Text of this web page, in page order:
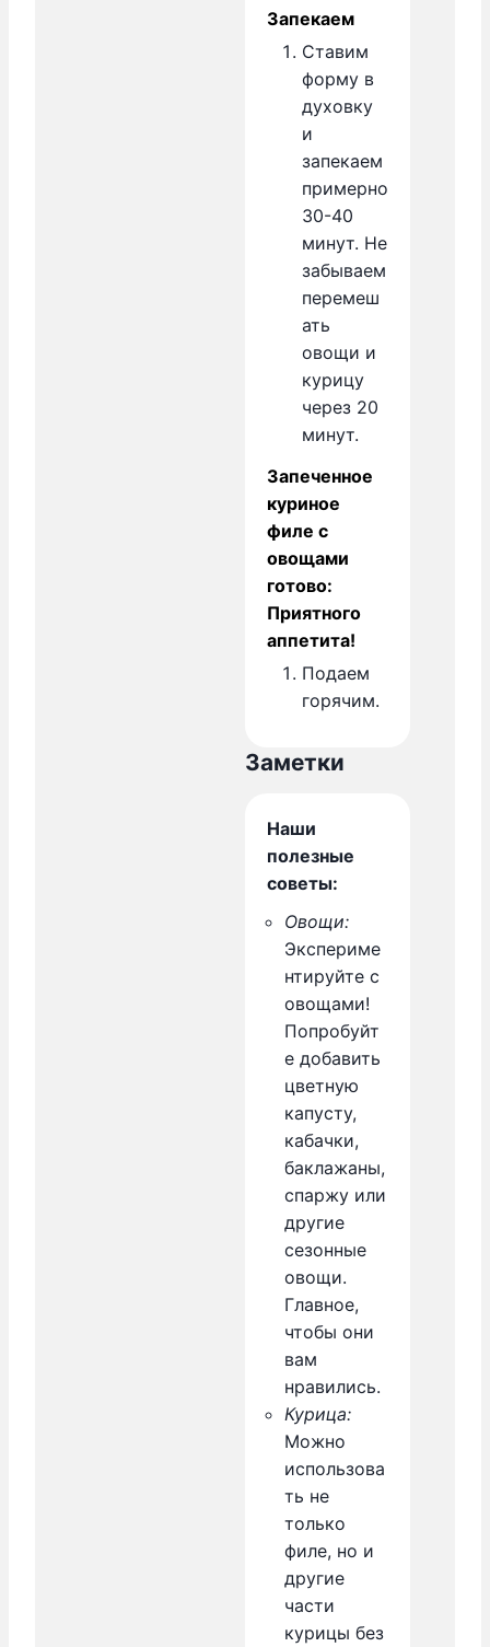
Запекаем
Ставим
форму в
духовку
и
запекаем
примерно
30-40
минут. Не
забываем
перемеш
ать
овощи и
курицу
через 20
минут.
Запеченное
куриное
филе с
овощами
готово:
Приятного
аппетита!
Подаем
горячим.
Заметки
Наши
полезные
советы:
Овощи:
Экспериме
нтируйте с
овощами!
Попробуйт
е добавить
цветную
капусту,
кабачки,
баклажаны,
спаржу или
другие
сезонные
овощи.
Главное,
чтобы они
вам
нравились.
Курица:
Можно
использова
ть не
только
филе, но и
другие
части
курицы без